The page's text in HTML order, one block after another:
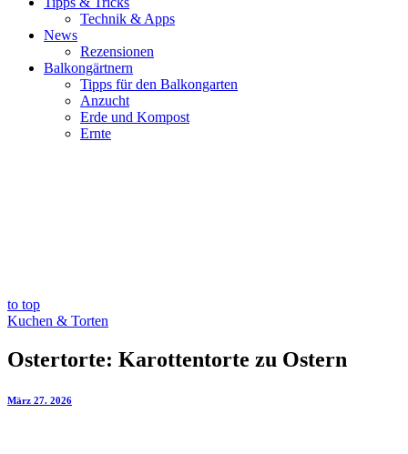
Technik & Apps
News
Rezensionen
Balkongärtnern
Tipps für den Balkongarten
Anzucht
Erde und Kompost
Ernte
to top
Kuchen & Torten
Ostertorte: Karottentorte zu Ostern
März 27. 2026